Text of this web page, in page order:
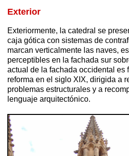
Exterior
Exteriormente, la catedral se
caja gótica con sistemas de
marcan verticalmente las naves,
perceptibles en la fachada sur
actual de la fachada occidental es
reforma en el siglo XIX, dirigida a
problemas estructurales y a
lenguaje arquitectónico.